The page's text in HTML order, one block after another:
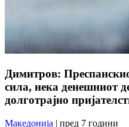
Димитров:
сила, нека денешниот
долготрајно
Македонија | пред 7 години